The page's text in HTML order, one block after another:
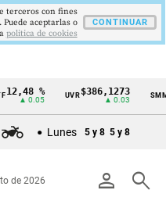
%
▲ 0.05
$386,1273
▲ 0.03
SMMLV
Lunes 5 y 8 5 y 8
person search
de 2026
terceros con fines
aceptarlas o
politica de cookies
CONTINUAR